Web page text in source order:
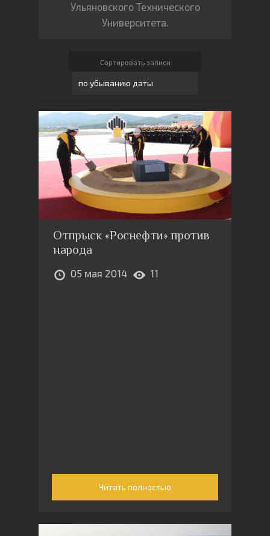
Ульяновского Технического
Университета.
Сортировать записи
Отпрыск «Роснефти» против
народа
05 мая 2014 11
Читать полностью